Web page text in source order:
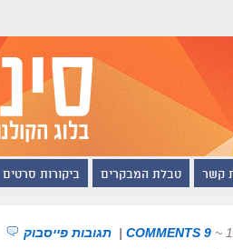
קשר טבלת המבקרים ביקורות סרטים
~
9 COMMENTS
| תגובות פייסבוק